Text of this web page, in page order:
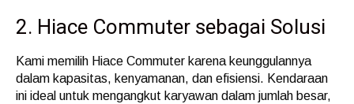
2. Hiace Commuter sebagai Solusi
Kami memilih Hiace Commuter karena keunggulannya
dalam kapasitas, kenyamanan, dan efisiensi. Kendaraan
ini ideal untuk mengangkut karyawan dalam jumlah besar,